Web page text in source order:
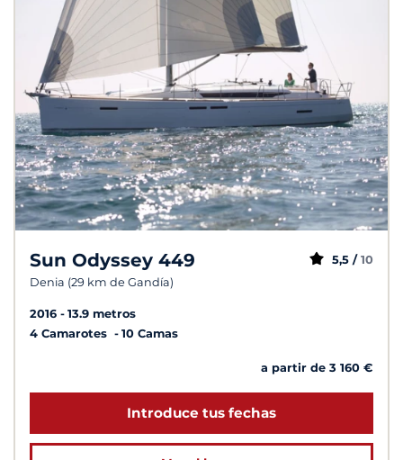
Sun Odyssey 449
Denia (29 km de Gandía)
5,5 / 10
2016
13.9 metros
4 Camarotes
10 Camas
a partir de 3 160 €
Introduce tus fechas